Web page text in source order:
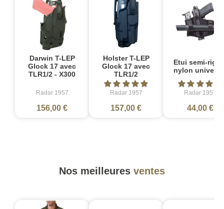
Darwin T-LEP
Glock 17 avec
TLR1/2 - X300
Radar 1957
156,00 €
Holster T-LEP
Glock 17 avec
TLR1/2
Radar 1957
157,00 €
Etui semi-
nylon
Radar 1957
44,00 €
Nos meilleures ventes